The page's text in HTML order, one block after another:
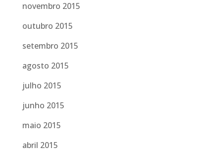
novembro 2015
outubro 2015
setembro 2015
agosto 2015
julho 2015
junho 2015
maio 2015
abril 2015